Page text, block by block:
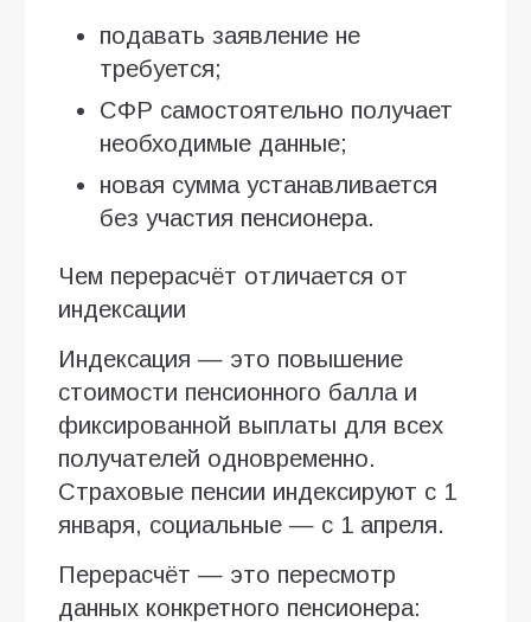
подавать заявление не
требуется;
СФР самостоятельно получает
необходимые данные;
новая сумма устанавливается
без участия пенсионера.
Чем перерасчёт отличается от
индексации
Индексация — это повышение
стоимости пенсионного балла и
фиксированной выплаты для всех
получателей одновременно.
Страховые пенсии индексируют с 1
января, социальные — с 1 апреля.
Перерасчёт — это пересмотр
данных конкретного пенсионера: